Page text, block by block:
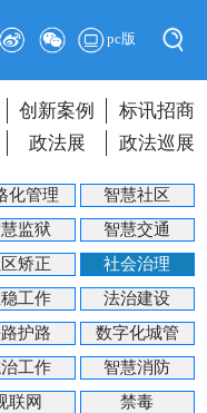
pc版
创新案例
标讯招商
政法展 政法巡展
化管理
智慧社区
监狱
智慧交通
矫正
社会治理
工作
法治建设
护路
数字化城管
工作
智慧消防
联网
禁毒